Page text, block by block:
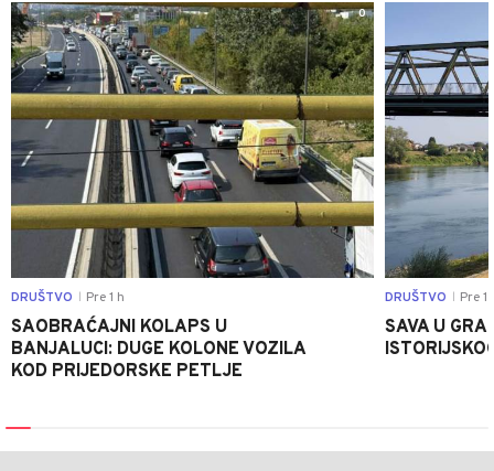
0
DRUŠTVO Pre 1 h
SAOBRAĆAJNI KOLAPS U
BANJALUCI: DUGE KOLONE VOZILA
KOD PRIJEDORSKE PETLJE
DRUŠTVO Pre 1
SAVA U